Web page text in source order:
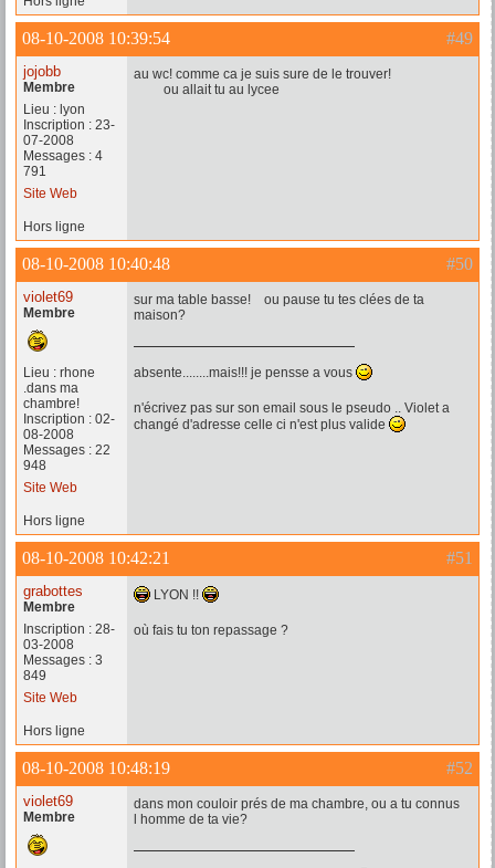
#49
08-10-2008 10:39:54
jojobb
Membre
Lieu : lyon
Inscription : 23-
07-2008
Messages : 4
791
Site Web
au wc! comme ca je suis sure de le trouver!
ou allait tu au lycee
Hors ligne
#50
08-10-2008 10:40:48
violet69
Membre
Lieu : rhone
.dans ma
chambre!
Inscription : 02-
08-2008
Messages : 22
948
Site Web
sur ma table basse! ou pause tu tes clées de ta
maison?
absente........mais!!! je pensse a vous
n'écrivez pas sur son email sous le pseudo .. Violet a
changé d'adresse celle ci n'est plus valide
Hors ligne
#51
08-10-2008 10:42:21
grabottes
Membre
Inscription : 28-
03-2008
Messages : 3
849
Site Web
LYON !!
où fais tu ton repassage ?
Hors ligne
#52
08-10-2008 10:48:19
violet69
Membre
dans mon couloir prés de ma chambre, ou a tu connus
l homme de ta vie?